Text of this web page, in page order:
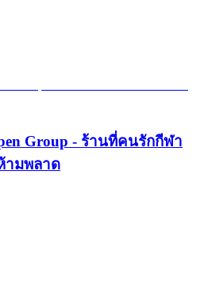
Group - ร้านที่คนรักกีฬา
ามพลาด